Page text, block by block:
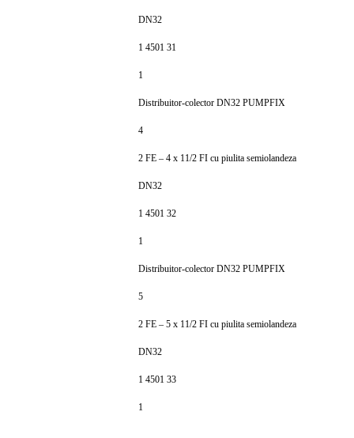
DN32
1 4501 31
1
Distribuitor-colector DN32 PUMPFIX
4
2 FE – 4 x 11/2 FI cu piulita semiolandeza
DN32
1 4501 32
1
Distribuitor-colector DN32 PUMPFIX
5
2 FE – 5 x 11/2 FI cu piulita semiolandeza
DN32
1 4501 33
1